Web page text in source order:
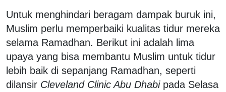
Untuk menghindari beragam dampak buruk ini,
Muslim perlu memperbaiki kualitas tidur mereka
selama Ramadhan. Berikut ini adalah lima
upaya yang bisa membantu Muslim untuk tidur
lebih baik di sepanjang Ramadhan, seperti
dilansir Cleveland Clinic Abu Dhabipada Selasa